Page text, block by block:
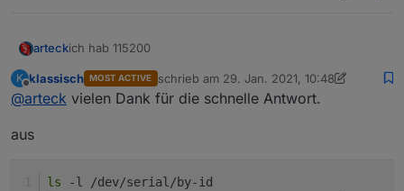
arteckich hab 115200
so siehts bei mir aus auf enm ROCK64
K
Offline
klassisch MOST ACTIVE schrieb am 29. Jan. 2021, 10:48
zuletzt editiert von klassisch
@arteck vielen Dank für die schnelle Antwort.
aus
ls -l /dev/serial/by-id